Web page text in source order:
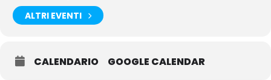
ALTRI EVENTI
CALENDARIO GOOGLE CALENDAR